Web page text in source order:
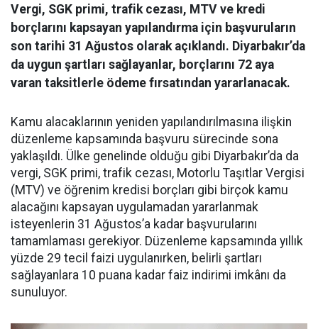
Vergi, SGK primi, trafik cezası, MTV ve kredi
borçlarını kapsayan yapılandırma için başvuruların
son tarihi 31 Ağustos olarak açıklandı. Diyarbakır’da
da uygun şartları sağlayanlar, borçlarını 72 aya
varan taksitlerle ödeme fırsatından yararlanacak.
Kamu alacaklarının yeniden yapılandırılmasına ilişkin
düzenleme kapsamında başvuru sürecinde sona
yaklaşıldı. Ülke genelinde olduğu gibi Diyarbakır’da da
vergi, SGK primi, trafik cezası, Motorlu Taşıtlar Vergisi
(MTV) ve öğrenim kredisi borçları gibi birçok kamu
alacağını kapsayan uygulamadan yararlanmak
isteyenlerin 31 Ağustos’a kadar başvurularını
tamamlaması gerekiyor. Düzenleme kapsamında yıllık
yüzde 29 tecil faizi uygulanırken, belirli şartları
sağlayanlara 10 puana kadar faiz indirimi imkânı da
sunuluyor.